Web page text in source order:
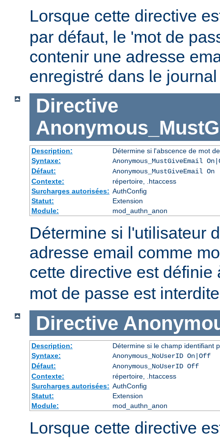
Lorsque cette directive
par défaut, le 'mot de
contenir une adresse
enregistré dans le
Directive
Description:
Détermine si l'abscence de mot
Syntaxe:
Anonymous_MustGiveEmail
Défaut:
Anonymous_MustGiveEmail On
Contexte:
répertoire, .htaccess
Surcharges autorisées: AuthConfig
Statut:
Extension
Module:
mod_authn_anon
Détermine si l'utilisateur
adresse email comme
cette directive est
mot de passe est
Directive
Description:
Détermine si le champ identifiant
Syntaxe:
Anonymous_NoUserID On|Off
Défaut:
Anonymous_NoUserID Off
Contexte:
répertoire, .htaccess
Surcharges autorisées: AuthConfig
Statut:
Extension
Module:
mod_authn_anon
Lorsque cette directive